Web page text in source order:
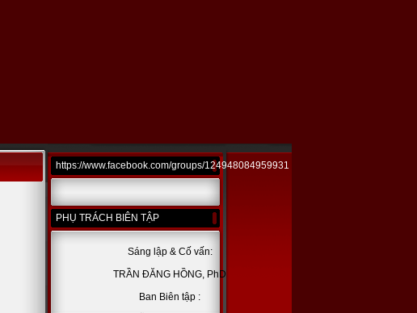
https://www.facebook.com/groups/124948084959931
PHỤ TRÁCH BIÊN TẬP
Sáng lập & Cố vấn:
TRẦN ĐĂNG HỒNG, PhD
Ban Biên tập :